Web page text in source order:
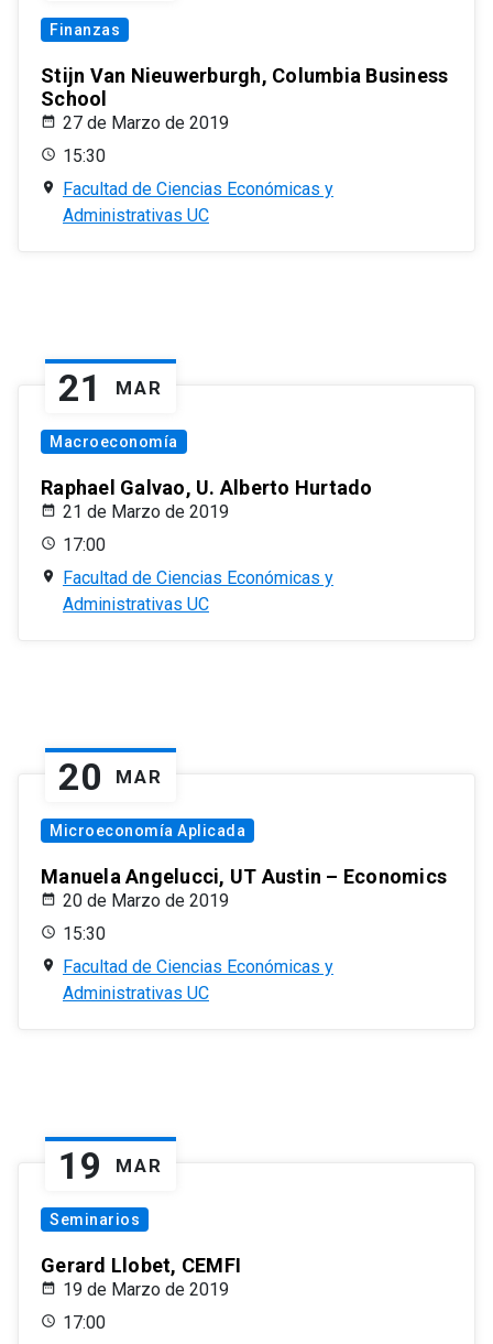
Finanzas
Stijn Van Nieuwerburgh, Columbia Business
School
27 de Marzo de 2019
15:30
Facultad de Ciencias Económicas y
Administrativas UC
21 MAR
Macroeconomía
Raphael Galvao, U. Alberto Hurtado
21 de Marzo de 2019
17:00
Facultad de Ciencias Económicas y
Administrativas UC
20 MAR
Microeconomía Aplicada
Manuela Angelucci, UT Austin – Economics
20 de Marzo de 2019
15:30
Facultad de Ciencias Económicas y
Administrativas UC
19 MAR
Seminarios
Gerard Llobet, CEMFI
19 de Marzo de 2019
17:00